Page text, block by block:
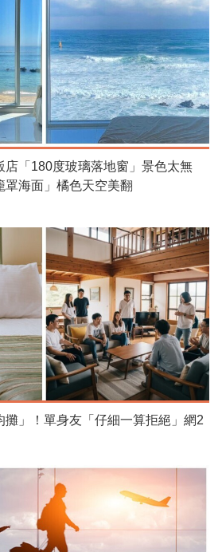
「180度玻璃落地窗」景色太無
海面」橘色天空美翻
攤」！單身友「仔細一算拒絕」網2